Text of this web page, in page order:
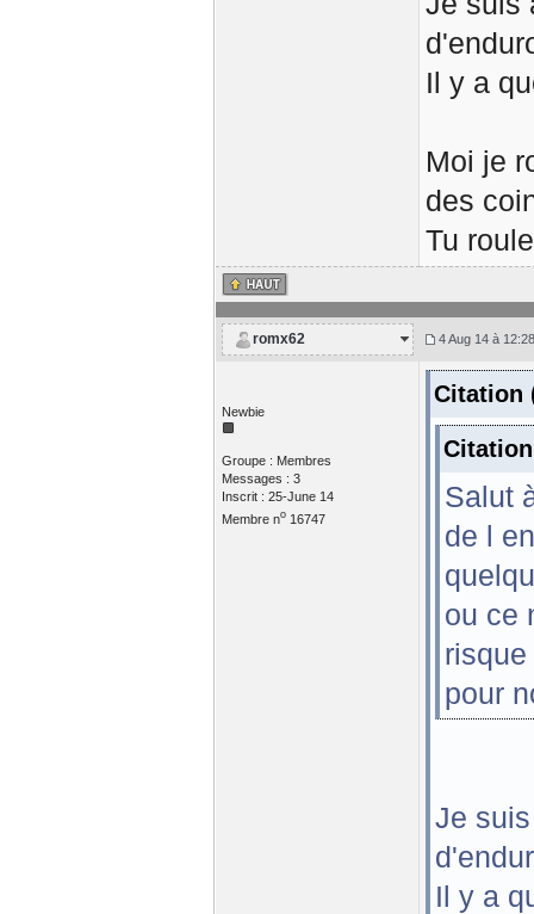
Il y a
Moi je
des
Tu
romx62 4 Aug 14 à 12:28
Newbie
Groupe : Membres
Messages : 3
Inscrit : 25-June 14
Membre no16747
Citation
Salut
de l
ou ce
pour
Je
Il y a